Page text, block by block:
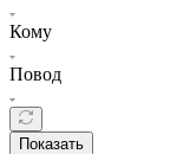
Кому
Повод
Показать